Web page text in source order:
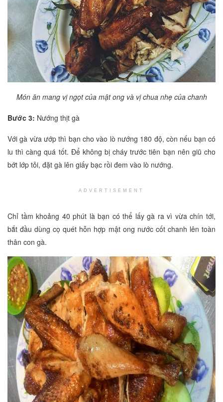
Món ăn mang vị ngọt của mật ong và vị chua nhẹ của chanh
Bước 3: Nướng thịt gà
Với gà vừa ướp thì bạn cho vào lò nướng 180 độ, còn nếu bạn có
lu thì càng quá tốt. Để không bị cháy trước tiên bạn nên giũ cho
bớt lớp tỏi, đặt gà lên giấy bạc rồi đem vào lò nướng.
ADVERTISEMENT
Chỉ tầm khoảng 40 phút là bạn có thể lấy gà ra vì vừa chín tới,
bắt đầu dùng cọ quét hỗn hợp mật ong nước cốt chanh lên toàn
thân con gà.